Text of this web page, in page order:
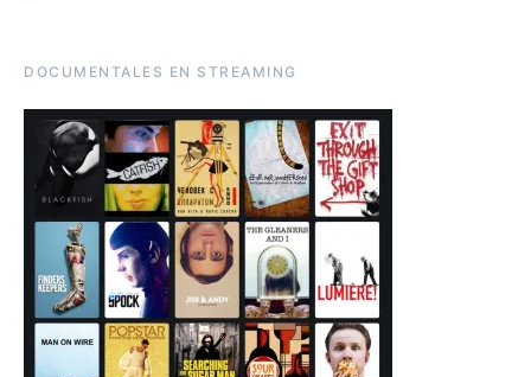
DOCUMENTALES EN STREAMING